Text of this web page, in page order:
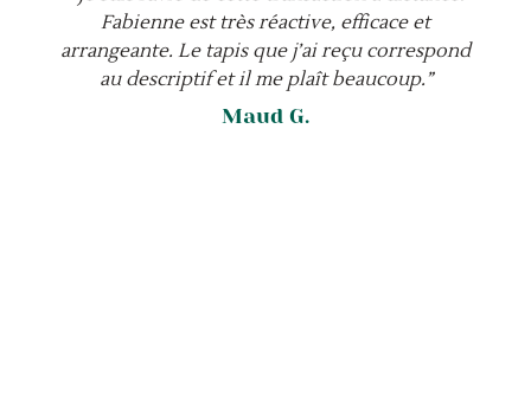
Fabienne est très réactive, efficace et
arrangeante. Le tapis que j’ai reçu correspond
au descriptif et il me plaît beaucoup.”
Maud G.